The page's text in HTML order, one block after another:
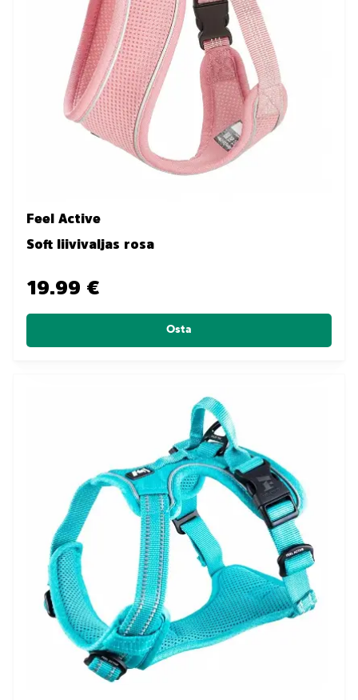
Feel Active
Soft liivivaljas rosa
19.99 €
Osta